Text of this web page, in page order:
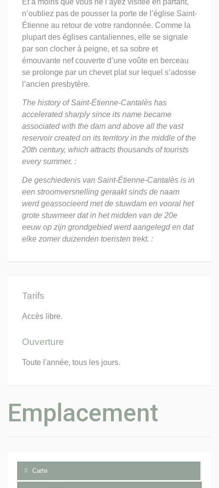
Et à moins que vous ne l’ayez visitée en partant,
n’oubliez pas de pousser la porte de l’église Saint-
Étienne au retour de votre randonnée. Comme la
plupart des églises cantaliennes, elle se signale
par son clocher à peigne, et sa sobre et
émouvante nef couverte d’une voûte en berceau
se prolonge par un chevet plat sur lequel s’adosse
l’ancien presbytère.
The history of Saint-Étienne-Cantalès has
accelerated sharply since its name became
associated with the dam and above all the vast
reservoir created on its territory in the middle of the
20th century, which attracts thousands of tourists
every summer. :
De geschiedenis van Saint-Étienne-Cantalès is in
een stroomversnelling geraakt sinds de naam
werd geassocieerd met de stuwdam en vooral het
grote stuwmeer dat in het midden van de 20e
eeuw op zijn grondgebied werd aangelegd en dat
elke zomer duizenden toeristen trekt. :
Tarifs
Accès libre.
Ouverture
Toute l'année, tous les jours.
Emplacement
Carte